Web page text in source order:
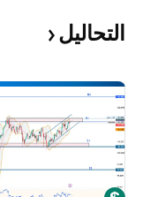
التحاليل